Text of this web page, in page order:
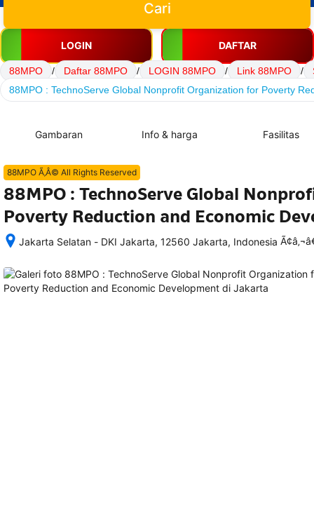
Cari
LOGIN DAFTAR
88MPO / Daftar 88MPO / LOGIN 88MPO / Link 88MPO /
88MPO : TechnoServe Global Nonprofit Organization for Poverty
Gambaran Info & harga Fasilitas
88MPO Ã‚Â© All Rights Reserved
88MPO : TechnoServe Global
Poverty Reduction and Economic
Jakarta Selatan - DKI Jakarta, 12560 Jakarta, Indonesia
memesan,
semua
rincian